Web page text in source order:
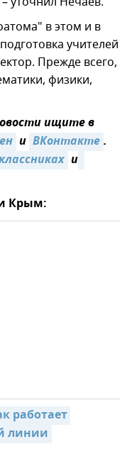
в этом и в
учителей
Прежде всего,
физики,
ищите в
и ВКонтакте.
и
Крым:
работает
линии